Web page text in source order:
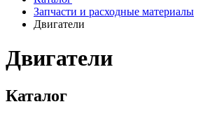
Запчасти и расходные материалы
Двигатели
Двигатели
Каталог